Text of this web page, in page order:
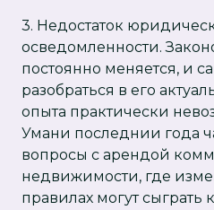
3. Недостаток
осведомленности.
постоянно меняется, и
разобраться в его
опыта практически
Умани последнии года
вопросы с арендой
недвижимости, где
правилах могут сыграть